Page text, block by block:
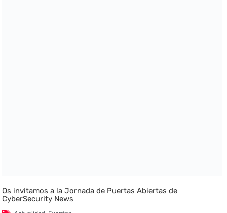
Os invitamos a la Jornada de Puertas Abiertas de
CyberSecurity News